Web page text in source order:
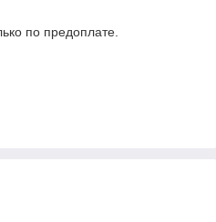
по предоплате.